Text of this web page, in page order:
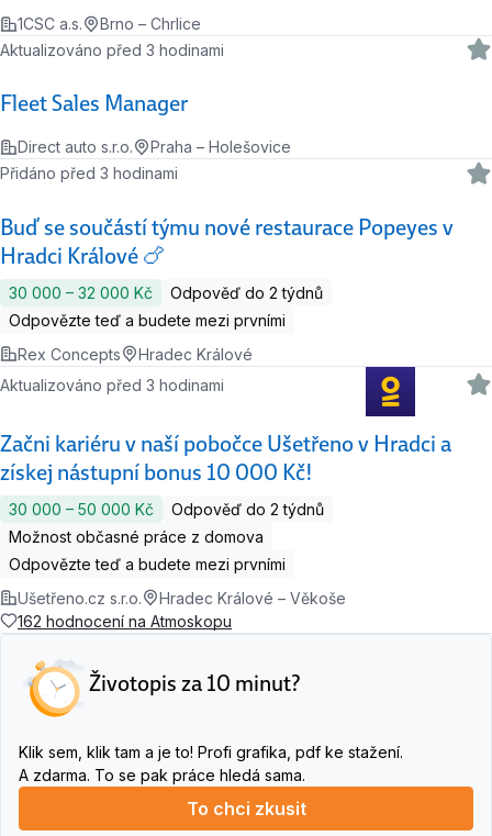
1CSC a.s. Brno – Chrlice
Fleet Sales Manager
Aktualizováno před 3 hodinami
Direct auto s.r.o. Praha – Holešovice
Buď se součástí týmu nové restaurace Popeyes v
Hradci Králové 🍗
Přidáno před 3 hodinami
30 000 ‍–‍ 32 000 Kč
Odpověď do 2 týdnů
Odpovězte teď a budete mezi prvními
Rex Concepts
Hradec Králové
Začni kariéru v naší pobočce Ušetřeno v Hradci a
získej nástupní bonus 10 000 Kč!
Aktualizováno před 3 hodinami
30 000 ‍–‍ 50 000 Kč
Odpověď do 2 týdnů
Možnost občasné práce z domova
Odpovězte teď a budete mezi prvními
Ušetřeno.cz s.r.o.
Hradec Králové – Věkoše
162 hodnocení na Atmoskopu
Životopis za 10 minut?
Klik sem, klik tam a je to! Profi grafika, pdf ke stažení.
A zdarma. To se pak práce hledá sama.
To chci zkusit